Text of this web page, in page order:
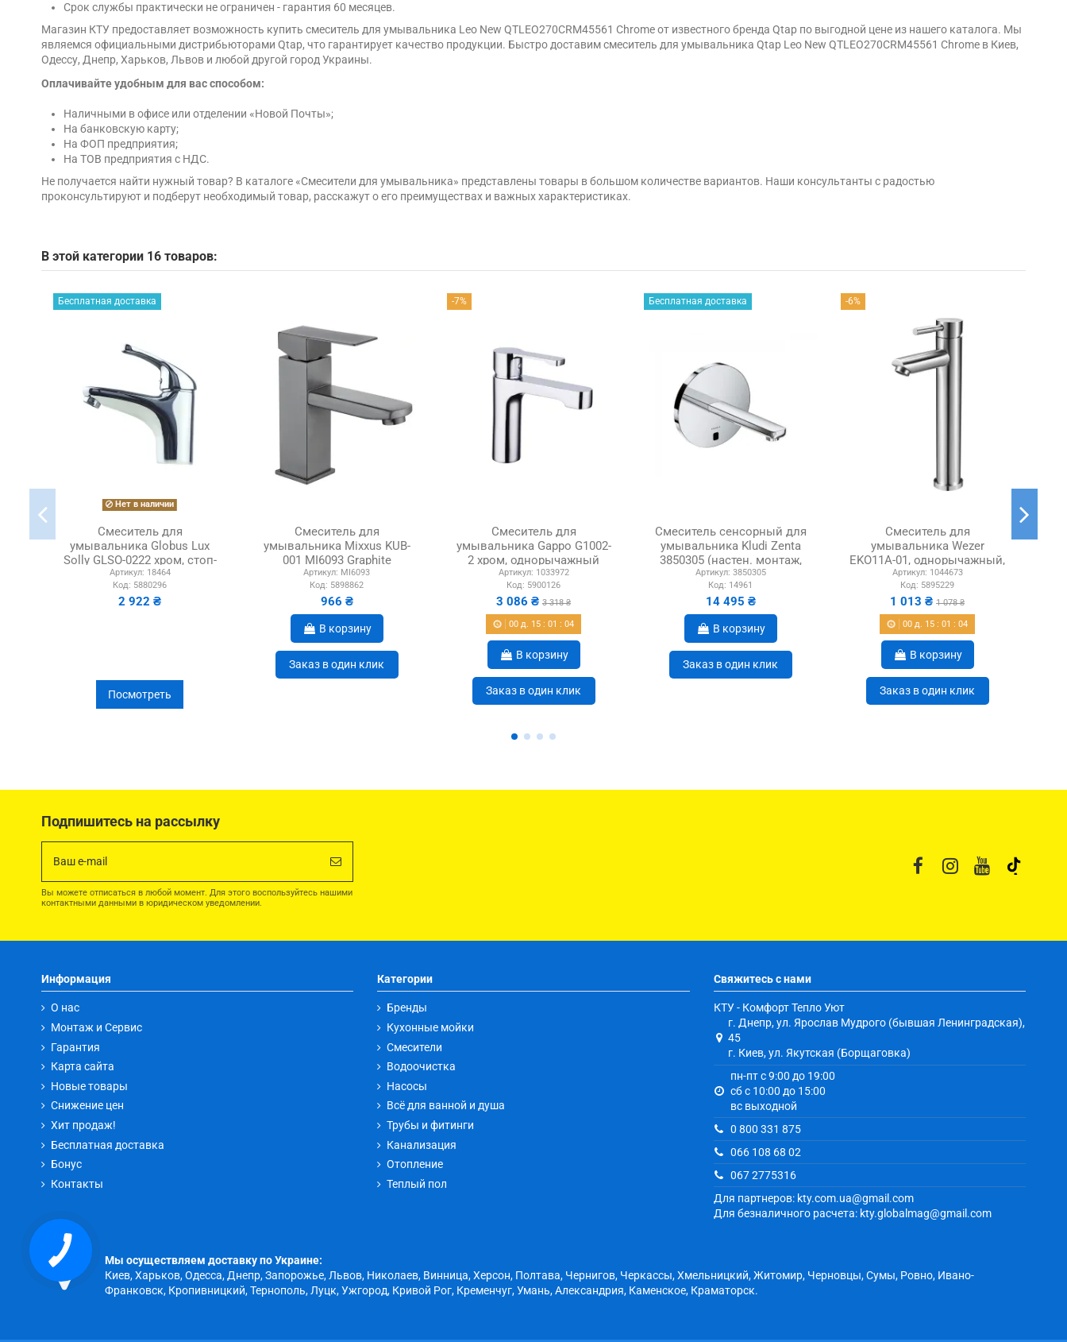
Срок службы практически не ограничен - гарантия 60 месяцев.
Магазин КТУ предоставляет возможность купить смеситель для умывальника Leo New QTLEO270CRM45561 Chrome от известного бренда Qtap по выгодной цене из нашего каталога. Мы
являемся официальными дистрибьюторами Qtap, что гарантирует качество продукции. Быстро доставим смеситель для умывальника Qtap Leo New QTLEO270CRM45561 Chrome в Киев,
Одессу, Днепр, Харьков, Львов и любой другой город Украины.
Оплачивайте удобным для вас способом:
Наличными в офисе или отделении «Новой Почты»;
На банковскую карту;
На ФОП предприятия;
На ТОВ предприятия с НДС.
Не получается найти нужный товар? В каталоге «Смесители для умывальника» представлены товары в большом количестве вариантов. Наши консультанты с радостью
проконсультируют и подберут необходимый товар, расскажут о его преимуществах и важных характеристиках.
В этой категории 16 товаров:
Бесплатная доставка
Нет в наличии
Смеситель для
умывальника Globus Lux
Solly GLSO-0222 хром, стоп-
лейка и шланг
Артикул: 18464
Код: 5880296
2 922 ₴
Посмотреть
Смеситель для
умывальника Mixxus KUB-
001 MI6093 Graphite
нержавеющая сталь
Артикул: MI6093
Код: 5898862
966 ₴
В корзину
Заказ в один клик
-7%
Смеситель для
умывальника Gappo G1002-
2 хром, однорычажный
Артикул: 1033972
Код: 5900126
3 086 ₴ 3 318 ₴
00 д. 15 :01 :03
В корзину
Заказ в один клик
Бесплатная доставка
Смеситель сенсорный для
умывальника Kludi Zenta
3850305 (настен. монтаж,
сеть 240 V или...
Артикул: 3850305
Код: 14961
14 495 ₴
В корзину
Заказ в один клик
-6%
Смеситель для
умывальника Wezer
EKO11A-01, однорычажный,
высокий
Артикул: 1044673
Код: 5895229
1 013 ₴ 1 078 ₴
00 д. 15 :01 :03
В корзину
Заказ в один клик
Подпишитесь на рассылку
Вы можете отписаться в любой момент. Для этого воспользуйтесь нашими
контактными данными в юридическом уведомлении.
Информация
О нас
Монтаж и Сервис
Гарантия
Карта сайта
Новые товары
Снижение цен
Хит продаж!
Бесплатная доставка
Бонус
Контакты
Категории
Бренды
Кухонные мойки
Смесители
Водоочистка
Насосы
Всё для ванной и душа
Трубы и фитинги
Канализация
Отопление
Теплый пол
Свяжитесь с нами
КТУ - Комфорт Тепло Уют
г. Днепр, ул. Ярослав Мудрого (бывшая Ленинградская),
45
г. Киев, ул. Якутская (Борщаговка)
пн-пт с 9:00 до 19:00
сб с 10:00 до 15:00
вс выходной
0 800 331 875
066 108 68 02
067 2775316
Для партнеров: kty.com.ua@gmail.com
Для безналичного расчета: kty.globalmag@gmail.com
Мы осуществляем доставку по Украине:
Киев, Харьков, Одесса, Днепр, Запорожье, Львов, Николаев, Винница, Херсон, Полтава, Чернигов, Черкассы, Хмельницкий, Житомир, Черновцы, Сумы, Ровно, Ивано-
Франковск, Кропивницкий, Тернополь, Луцк, Ужгород, Кривой Рог, Кременчуг, Умань, Александрия, Каменское, Краматорск.
КНОПКА
ЗВ'ЯЗКУ